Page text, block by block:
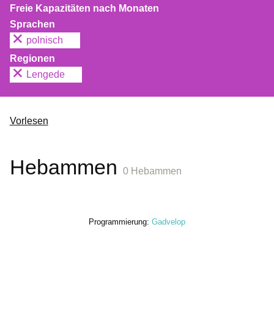
Freie Kapazitäten nach Monaten
Sprachen
polnisch
Regionen
Lengede
Vorlesen
Hebammen 0 Hebammen
Programmierung: Gadvelop